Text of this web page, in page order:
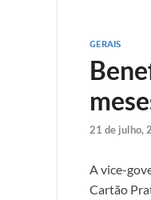
GERAIS
21 de julho,
A vice-
Cartão